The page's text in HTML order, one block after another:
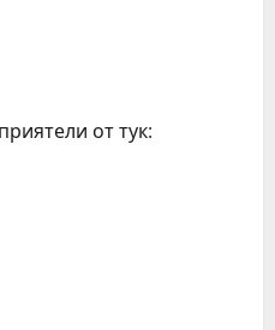
от тук: